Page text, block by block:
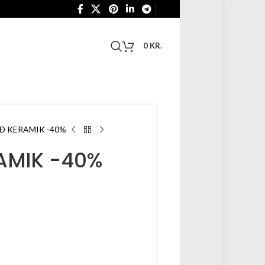
0 KR.
KERAMIK -40%
-40%